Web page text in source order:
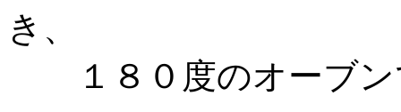
き、
１８０度のオーブ